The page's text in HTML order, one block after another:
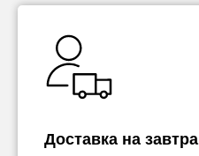
Доставка на завтра